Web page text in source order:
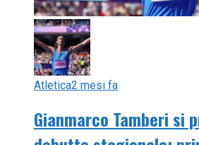
Atletica2 mesi fa
Gianmarco Tamberi si